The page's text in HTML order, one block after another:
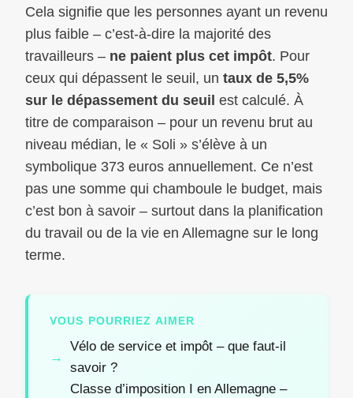
Cela signifie que les personnes ayant un revenu
plus faible – c’est-à-dire la majorité des
travailleurs – ne paient plus cet impôt. Pour
ceux qui dépassent le seuil, un taux de 5,5%
sur le dépassement du seuil est calculé. À
titre de comparaison – pour un revenu brut au
niveau médian, le « Soli » s’élève à un
symbolique 373 euros annuellement. Ce n’est
pas une somme qui chamboule le budget, mais
c’est bon à savoir – surtout dans la planification
du travail ou de la vie en Allemagne sur le long
terme.
VOUS POURRIEZ AIMER
Vélo de service et impôt – que faut-il
savoir ?
Classe d’imposition I en Allemagne –